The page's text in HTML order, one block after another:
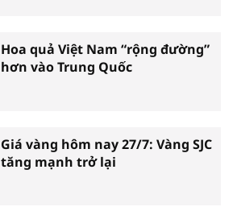
Hoa quả Việt Nam “rộng đường”
hơn vào Trung Quốc
Giá vàng hôm nay 27/7: Vàng SJC
tăng mạnh trở lại